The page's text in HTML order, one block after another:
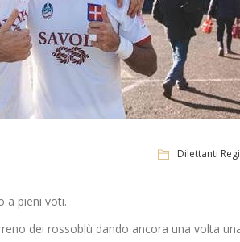
Dilettanti
a pieni voti.
dei rossoblù dando ancora una volta